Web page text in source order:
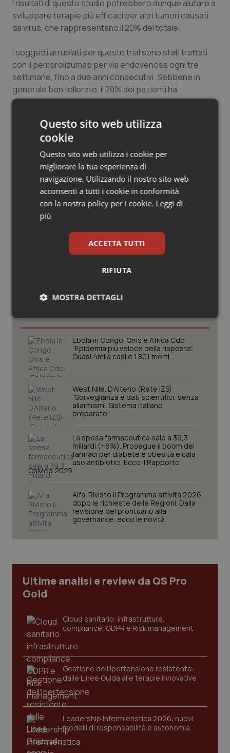
Salute orale & impianti
Tiroide
Tumore al seno
Tumore ovarico
Tumori del Polmone & Testa Collo
Tumori gastrointestinali
Ulcera & Reflusso
I risultati di questo studio potrebbero dunque aiutare a
sviluppare terapie più efficaci per altri tumori causati
da virus, che rappresentano il 20% del totale.
I soggetti arruolati per questo trial sono stati trattati
con il pembrolizumab per via endovenosa ogni tre
settimane, fino a due anni consecutivi. Sebbene in
generale ben tollerato, il 28% dei pazienti ha
presentato effetti indesiderati gravi, compreso un
Maria Rita Montebelli
Maria Rita Montebelli
07 Febbraio 2019
© Riproduzione riservata
Potrebbe interessarti in
Ebola in Congo. Oms e Africa Cdc:
“Epidemia più veloce della risposta”.
Quasi 4mila casi e 1.801 morti
West Nile. D’Alterio (Rete IZS):
“Sorveglianza e dati scientifici, senza
allarmismi. Sistema italiano
preparato”
La spesa farmaceutica sale a 39,3
miliardi (+6%). Prosegue il boom dei
farmaci per diabete e obesità e cala
uso antibiotici. Ecco il Rapporto
OsMed 2025
Aifa. Rivisto il Programma attività 2026
dopo le richieste delle Regioni. Dalla
revisione del prontuario alla
governance, ecco le novità
Ultime analisi e review da QS Pro
Gold
Cloud sanitario: infrastrutture,
compliance, GDPR e Risk management
Gestione dell'Ipertensione resistente:
dalle Linee Guida alle terapie innovative
Leadership Infermieristica 2026: nuovi
modelli di responsabilità e autonomia
Questo sito web utilizza
cookie
Questo sito web utilizza i cookie per
migliorare la tua esperienza di
navigazione. Utilizzando il nostro sito web
acconsenti a tutti i cookie in conformità
con la nostra policy per i cookie. Leggi di
più
ACCETTA TUTTI
RIFIUTA
MOSTRA DETTAGLI
Necessari Statistici Marketing
Necessari Statistici Marketing
I cookie necessari contribuiscono a rendere fruibile il
sito web abilitandone funzionalità di base quali la
navigazione sulle pagine e l'accesso alle aree
protette del sito. Il sito web non è in grado di
funzionare correttamente senza questi cookie.
Nome
Fornitore/ Dominio
VISITOR_PRIVACY_METADATA
.youtube.com
CookieScriptConsent